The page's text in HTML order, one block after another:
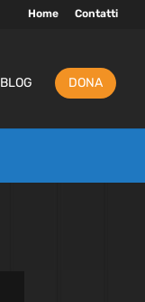
Home Contatti
BLOG DONA